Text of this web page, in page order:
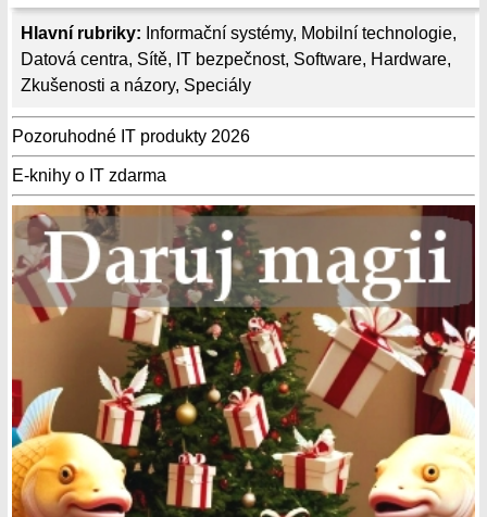
Hlavní rubriky: Informační systémy, Mobilní technologie,
Datová centra, Sítě, IT bezpečnost, Software, Hardware,
Zkušenosti a názory, Speciály
Pozoruhodné IT produkty 2026
E-knihy o IT zdarma